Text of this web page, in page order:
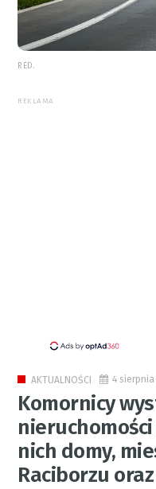
RED.
REKLAMA
AKTUALNOŚCI 4 sierpnia
Komornicy
nich domy,
Raciborzu